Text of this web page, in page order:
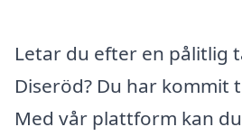
Letar du efter en pålitlig
Diseröd? Du har kommit
Med vår plattform kan